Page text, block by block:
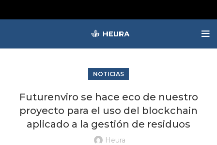
NOTICIAS
Futurenviro se hace eco de nuestro
proyecto para el uso del blockchain
aplicado a la gestión de residuos
Heura